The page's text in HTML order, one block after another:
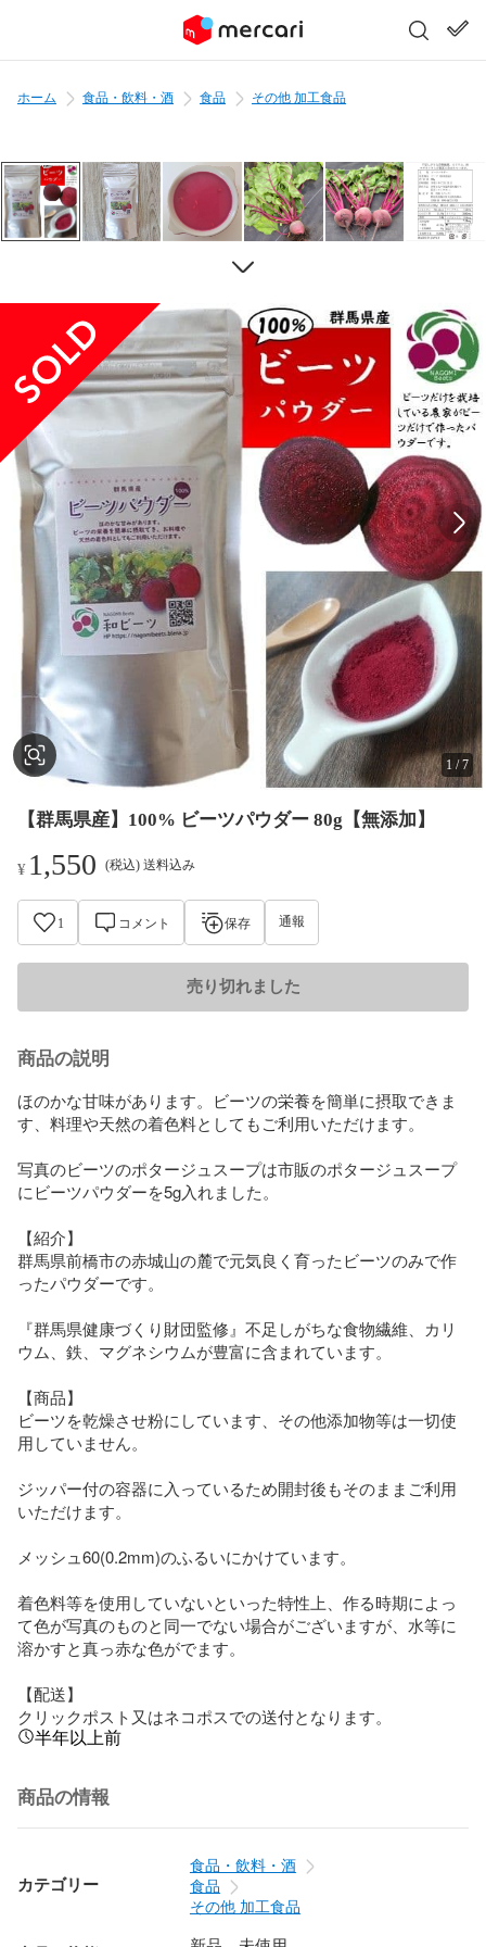
ホーム 食品・飲料・酒 食品 その他 加工食品
1 /7
【群馬県産】100% ビーツパウダー 80g【無添加】
¥ 1,550 (税込) 送料込み
1 コメント 保存 通報
売り切れました
商品の説明
ほのかな甘味があります。ビーツの栄養を簡単に摂取できま
す、料理や天然の着色料としてもご利用いただけます。
写真のビーツのポタージュスープは市販のポタージュスープ
にビーツパウダーを5g入れました。
【紹介】
群馬県前橋市の赤城山の麓で元気良く育ったビーツのみで作
ったパウダーです。
『群馬県健康づくり財団監修』不足しがちな食物繊維、カリ
ウム、鉄、マグネシウムが豊富に含まれています。
【商品】
ビーツを乾燥させ粉にしています、その他添加物等は一切使
用していません。
ジッパー付の容器に入っているため開封後もそのままご利用
いただけます。
メッシュ60(0.2mm)のふるいにかけています。
着色料等を使用していないといった特性上、作る時期によっ
て色が写真のものと同一でない場合がございますが、水等に
溶かすと真っ赤な色がでます。
【配送】
クリックポスト又はネコポスでの送付となります。
半年以上前
商品の情報
カテゴリー
食品・飲料・酒
食品
その他 加工食品